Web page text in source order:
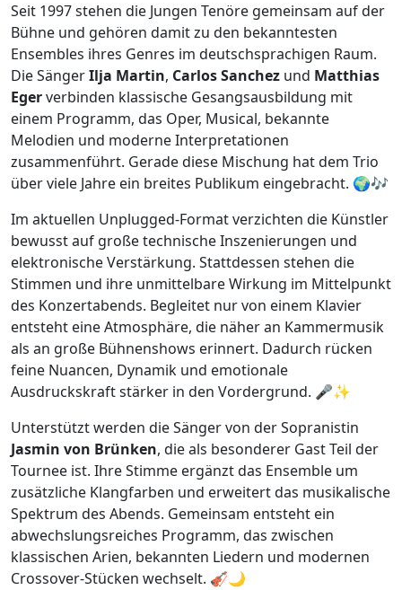
Seit 1997 stehen die Jungen Tenöre gemeinsam auf der
Bühne und gehören damit zu den bekanntesten
Ensembles ihres Genres im deutschsprachigen Raum.
Die SängerIlja Martin, Carlos Sanchez und Matthias
Egerverbinden klassische Gesangsausbildung mit
einem Programm, das Oper, Musical, bekannte
Melodien und moderne Interpretationen
zusammenführt. Gerade diese Mischung hat dem Trio
über viele Jahre ein breites Publikum eingebracht. 🌍🎶
Im aktuellen Unplugged-Format verzichten die Künstler
bewusst auf große technische Inszenierungen und
elektronische Verstärkung. Stattdessen stehen die
Stimmen und ihre unmittelbare Wirkung im Mittelpunkt
des Konzertabends. Begleitet nur von einem Klavier
entsteht eine Atmosphäre, die näher an Kammermusik
als an große Bühnenshows erinnert. Dadurch rücken
feine Nuancen, Dynamik und emotionale
Ausdruckskraft stärker in den Vordergrund. 🎤✨
Unterstützt werden die Sänger von der Sopranistin
Jasmin von Brünken, die als besonderer Gast Teil der
Tournee ist. Ihre Stimme ergänzt das Ensemble um
zusätzliche Klangfarben und erweitert das musikalische
Spektrum des Abends. Gemeinsam entsteht ein
abwechslungsreiches Programm, das zwischen
klassischen Arien, bekannten Liedern und modernen
Crossover-Stücken wechselt. 🎻🌙